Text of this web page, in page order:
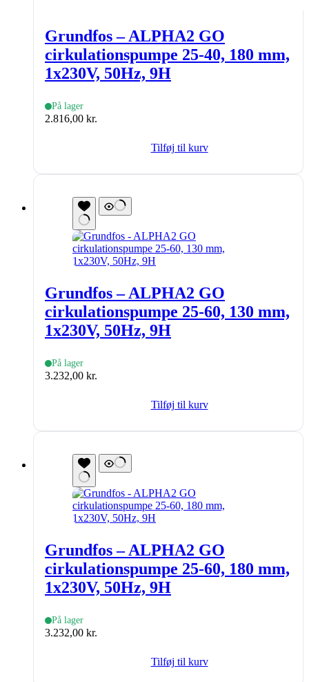
Grundfos – ALPHA2 GO
cirkulationspumpe 25-40, 180 mm,
1x230V, 50Hz, 9H
På lager
2.816,00 kr.
Tilføj til kurv
Grundfos – ALPHA2 GO
cirkulationspumpe 25-60, 130 mm,
1x230V, 50Hz, 9H
På lager
3.232,00 kr.
Tilføj til kurv
Grundfos – ALPHA2 GO
cirkulationspumpe 25-60, 180 mm,
1x230V, 50Hz, 9H
På lager
3.232,00 kr.
Tilføj til kurv